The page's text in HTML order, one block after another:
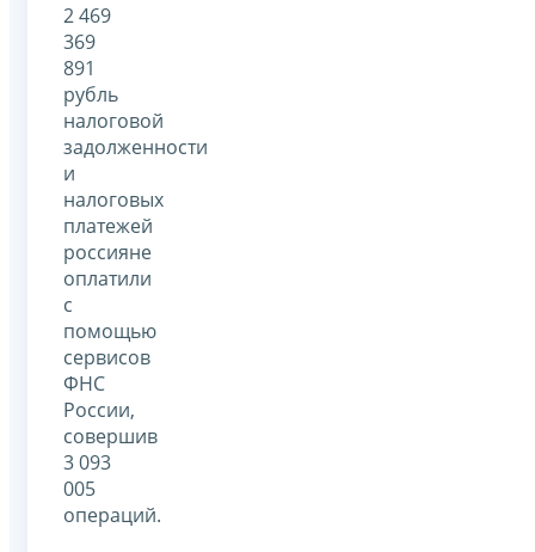
2 469
369
891
рубль
налоговой
задолженности
и
налоговых
платежей
россияне
оплатили
с
помощью
сервисов
ФНС
России,
совершив
3 093
005
операций.